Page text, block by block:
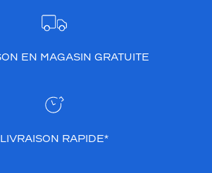
EN MAGASIN GRATUITE
LIVRAISON RAPIDE*